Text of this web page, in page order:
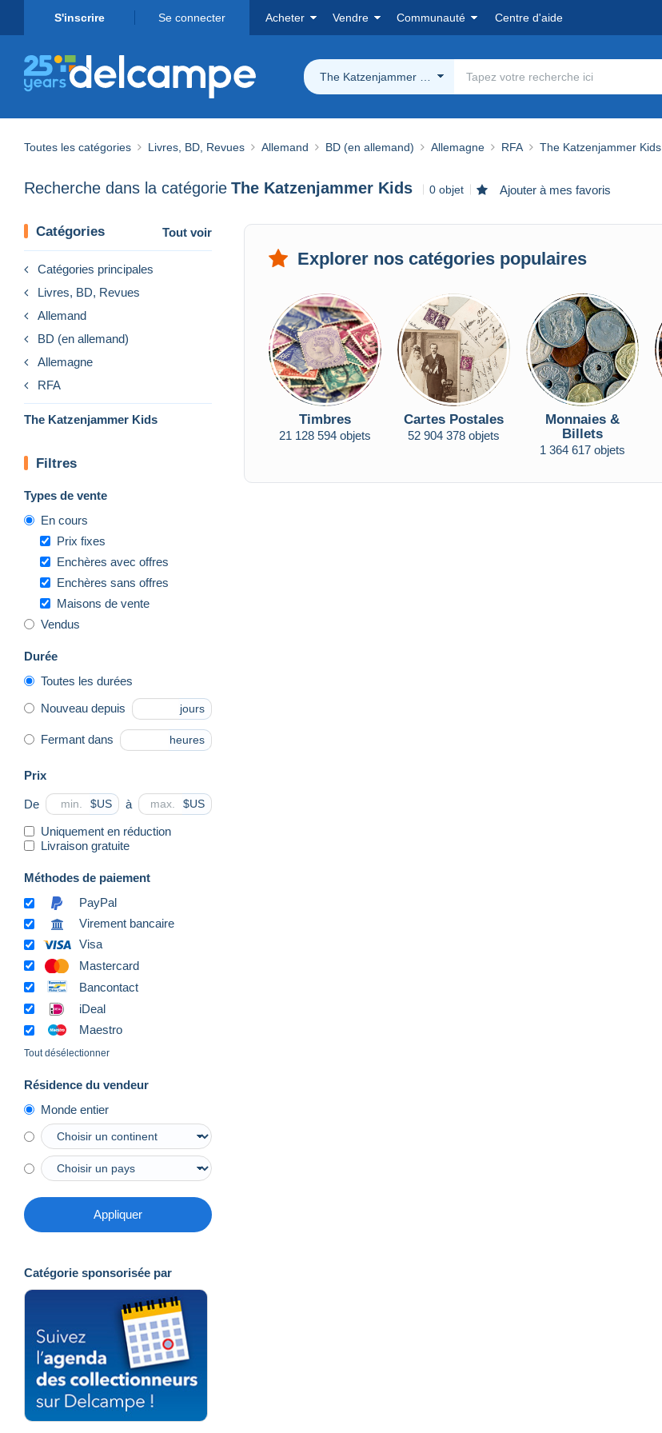
S'inscrire Se connecter Acheter Vendre Communauté Centre d'aide
The Katzenjammer Kids
Toutes les catégories Livres, BD, Revues Allemand BD (en allemand) Allemagne RFA The Katzenjammer Kids
Recherche dans la catégorie The Katzenjammer Kids 0 objet Ajouter à mes favoris
Catégories Tout voir
Catégories principales
Livres, BD, Revues
Allemand
BD (en allemand)
Allemagne
RFA
The Katzenjammer Kids
Filtres
Types de vente
En cours
Prix fixes
Enchères avec offres
Enchères sans offres
Maisons de vente
Vendus
Durée
Toutes les durées
Nouveau depuis jours
Fermant dans heures
Prix
De $US à $US
Uniquement en réduction
Livraison gratuite
Méthodes de paiement
PayPal
Virement bancaire
Visa
Mastercard
Bancontact
iDeal
Maestro
Tout désélectionner
Résidence du vendeur
Monde entier
Appliquer
Catégorie sponsorisée par
Explorer nos catégories populaires
Timbres
21 128 594 objets
Cartes Postales
52 904 378 objets
Monnaies &
Billets
1 364 617 objets